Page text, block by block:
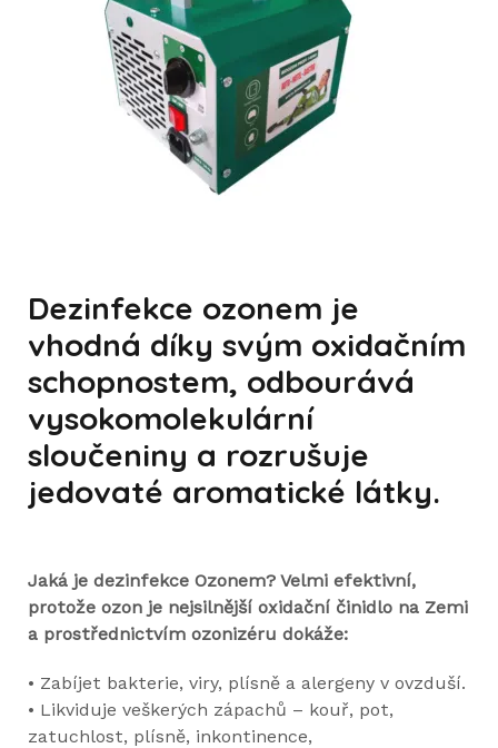
Dezinfekce ozonem je
vhodná díky svým oxidačním
schopnostem, odbourává
vysokomolekulární
sloučeniny a rozrušuje
jedovaté aromatické látky.
Jaká je dezinfekce Ozonem? Velmi efektivní,
protože ozon je nejsilnější oxidační činidlo na Zemi
a prostřednictvím ozonizéru dokáže:
• Zabíjet bakterie, viry, plísně a alergeny v ovzduší.
• Likviduje veškerých zápachů – kouř, pot,
zatuchlost, plísně, inkontinence,